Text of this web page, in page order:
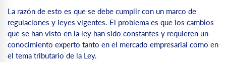
La razón de esto es que se debe cumplir con un marco de
regulaciones y leyes vigentes. El problema es que los cambios
que se han visto en la ley han sido constantes y requieren un
conocimiento experto tanto en el mercado empresarial como en
el tema tributario de la Ley.